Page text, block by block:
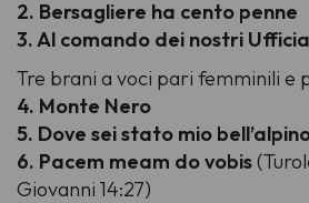
2. Bersagliere ha cento penne
3. Al comando dei nostri
Tre brani a voci pari femminili e
4. Monte Nero
5. Dove sei stato mio
6. Pacem meam do vobis
Giovanni 14:27)